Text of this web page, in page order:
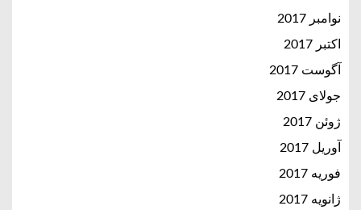
نوامبر 2017
اکتبر 2017
آگوست 2017
جولای 2017
ژوئن 2017
آوریل 2017
فوریه 2017
ژانویه 2017